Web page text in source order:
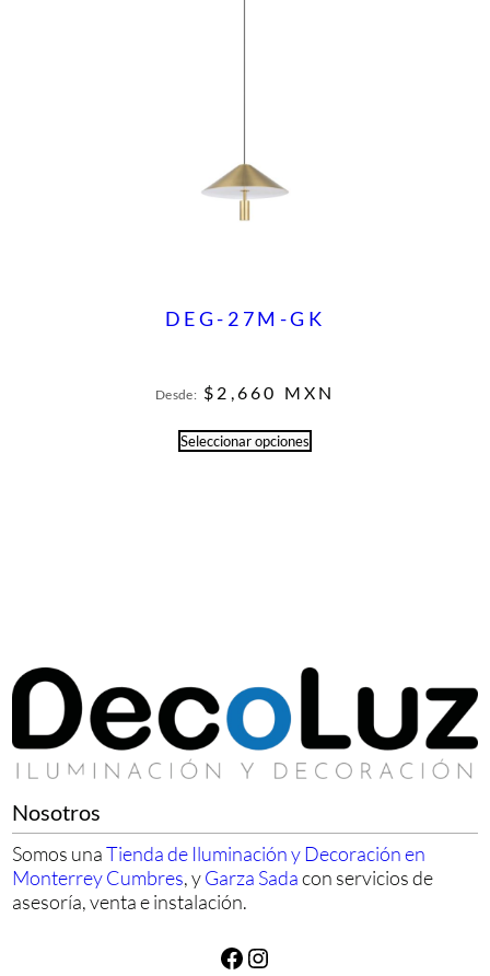
DEG-27M-GK
Desde: $ 2,660 MXN
Seleccionar opciones
Nosotros
Somos unaTienda de Iluminación y Decoración en
Monterrey Cumbres, yGarza Sadacon servicios de
asesoría, venta e instalación.
Facebook Instagram